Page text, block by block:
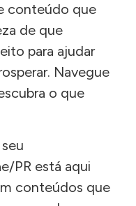
conteúdo que
de que
para ajudar
Navegue
o que
PR está aqui
conteúdos que